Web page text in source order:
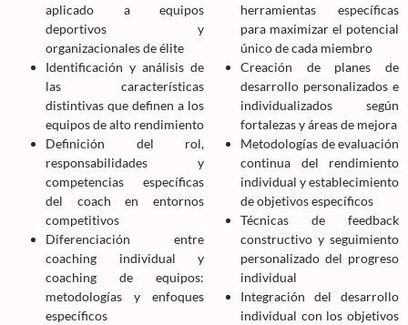
aplicado a equipos
deportivos y
organizacionales de élite
Identificación y análisis de
las características
distintivas que definen a los
equipos de alto rendimiento
Definición del rol,
responsabilidades y
competencias específicas
del coach en entornos
competitivos
Diferenciación entre
coaching individual y
coaching de equipos:
metodologías y enfoques
específicos
herramientas específicas
para maximizar el potencial
único de cada miembro
Creación de planes de
desarrollo personalizados e
individualizados según
fortalezas y áreas de mejora
Metodologías de evaluación
continua del rendimiento
individual y establecimiento
de objetivos específicos
Técnicas de feedback
constructivo y seguimiento
personalizado del progreso
individual
Integración del desarrollo
individual con los objetivos